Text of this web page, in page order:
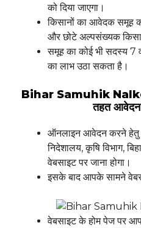
को दिया जाएगा।
किसानों का आवेदक समूह
और छोटे अल्पसंख्यक
समूह का कोई भी सदस्य 7
का लाभ उठा सकता है।
Bihar Samuhik
तहत
ऑनलाइन आवेदन करने हेतु
निदेशालय, कृषि विभाग,
वेबसाइट पर जाना होगा।
इसके बाद आपके सामने
वेबसाइट के होम पेज पर